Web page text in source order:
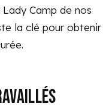
Camp de nos
la clé pour obtenir